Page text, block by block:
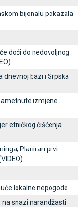
bijenalu pokazala
doći do nedovoljnog
dnevnoj bazi i Srpska
izmjene
etničkog čišćenja
Planiran prvi
lokalne nepogode
na snazi narandžasti